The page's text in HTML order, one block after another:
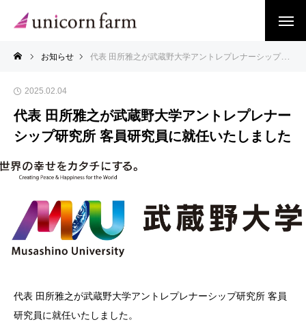
お知らせ 代表 田所雅之が武蔵野大学アントレプレナーシップ研究所 客員研究員に就任いたしました
2025.02.04
代表 田所雅之が武蔵野大学アントレプレナー
シップ研究所 客員研究員に就任いたしました
代表 田所雅之が武蔵野大学アントレプレナーシップ研究所 客員
研究員に就任いたしました。